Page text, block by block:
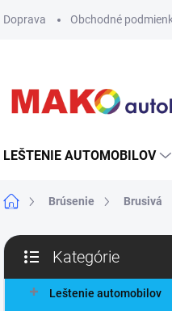
Doprava Obchodné
LEŠTENIE AUTOMOBILOV
DomovBrúsenie Brusivá
B
č
kategórie
Kategórie
Leštenie automobilov